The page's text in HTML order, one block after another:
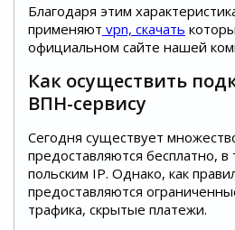
Благодаря этим
применяют vpn, скачать
официальном сайте нашей
Как осуществить
ВПН-сервису
Сегодня существует
предоставляются бесплатно, в
польским IP. Однако, как
предоставляются
трафика, скрытые платежи.